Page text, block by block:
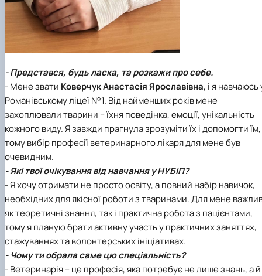
- Представся, будь ласка, та розкажи про себе.
- Мене звати Коверчук Анастасія Ярославівна, і я навчаюсь
Романівському ліцеї №1. Від найменших років мене
захоплювали тварини – їхня поведінка, емоції, унікальність
кожного виду. Я завжди прагнула зрозуміти їх і допомогти їм,
тому вибір професії ветеринарного лікаря для мене був
очевидним.
- Які твої очікування від навчання у НУБіП?
- Я хочу отримати не просто освіту, а повний набір навичок,
необхідних для якісної роботи з тваринами. Для мене
як теоретичні знання, так і практична робота з пацієнтами,
тому я планую брати активну участь у практичних заняттях,
стажуваннях та волонтерських ініціативах.
- Чому ти обрала саме цю спеціальність?
- Ветеринарія – це професія, яка потребує не лише знань, а й